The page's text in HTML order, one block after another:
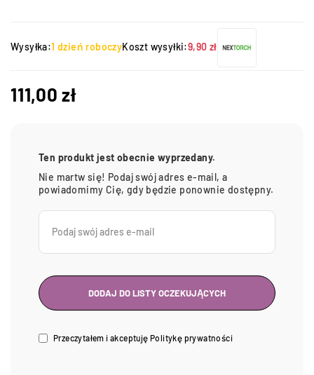
Wysyłka:1 dzień roboczyKoszt wysyłki:9,90 zł
111,00zł
Ten produkt jest obecnie wyprzedany.
Nie martw się! Podaj swój adres e-mail, a
powiadomimy Cię, gdy będzie ponownie dostępny.
Przeczytałem i akceptuję Politykę prywatności